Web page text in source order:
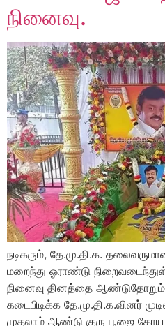
நினைவு.
நடிகரும், தே.மு.தி.க.
மறைந்து ஓராண்டு
நினைவு தினத்தை ஆண்டுதோறும்
கடைபிடிக்க தே.மு.தி.க.வினர்
முதலாம் ஆண்டு குரு பூஜை